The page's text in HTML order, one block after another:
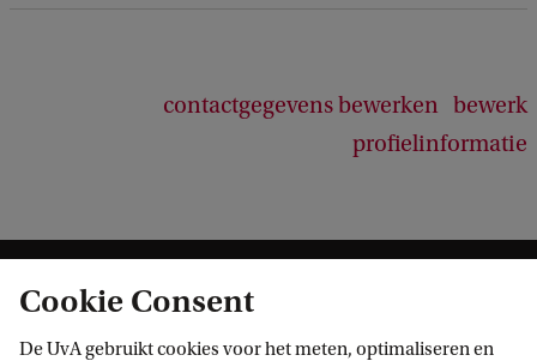
contactgegevens bewerken bewerk
profielinformatie
Cookie Consent
De UvA gebruikt cookies voor het meten, optimaliseren en